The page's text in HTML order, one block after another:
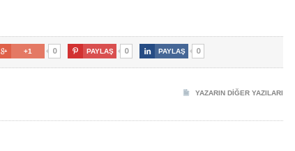
 +1 0  PAYLAŞ 0  PAYLAŞ 0
YAZARIN DIĞER YAZILARI